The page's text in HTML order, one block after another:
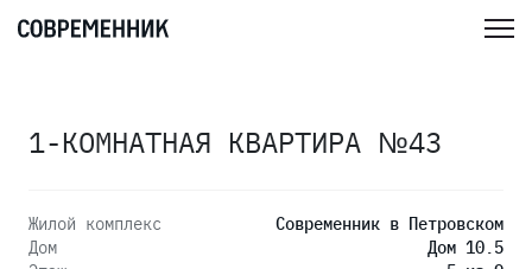
1-КОМНАТНАЯ КВАРТИРА №43
Жилой комплекс
Современник в Петровском
Дом
Дом 10.5